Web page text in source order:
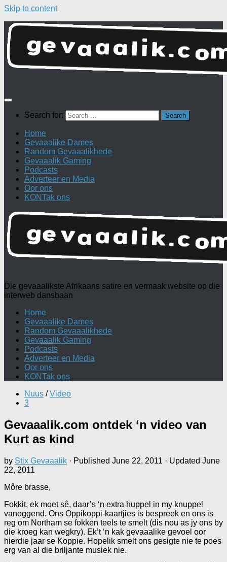
Skip to content
Search for:
Home
Gevaaalike Dames
Random Gevaaalikhede
Gevaaalik Gaming
Podcasts
Adverteer en Media
Oor ons
KONTak ons
Die gevaaalikste Afrikaans satire en vermaak website op die
interweb dansbaan
Home
Gevaaalike Dames
Random Gevaaalikhede
Gevaaalik Gaming
Podcasts
Adverteer en Media
Oor ons
KONTak ons
Nuus / Video
3
Gevaaalik.com ontdek ‘n video van
Kurt as kind
by Stix Gevaaalik · Published June 22, 2011 · Updated June
22, 2011
Môre brasse,
Fokkit, ek moet sê, daar’s ‘n extra huppel in my knuppel
vanoggend. Ons Oppikoppi-kaartjies is bespreek en ons is
reg om Northam se fokken teels te smelt (dis nou as jy ons by
die kroeg kan wegkry). Ek’t ‘n kak gevaaalike gevoel oor
hierdie jaar se Koppie. Hopelik smelt ons gesigte nie te poes
erg van al die briljante musiek nie.